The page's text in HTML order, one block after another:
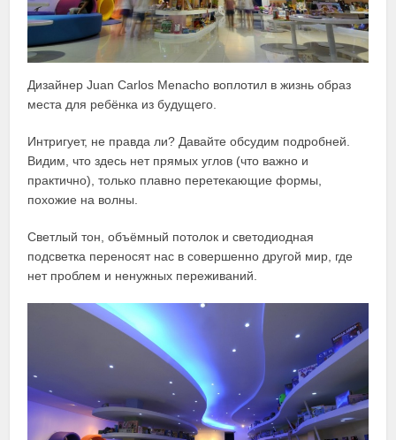
Дизайнер Juan Carlos Menacho воплотил в жизнь образ
места для ребёнка из будущего.
Интригует, не правда ли? Давайте обсудим подробней.
Видим, что здесь нет прямых углов (что важно и
практично), только плавно перетекающие формы,
похожие на волны.
Светлый тон, объёмный потолок и светодиодная
подсветка переносят нас в совершенно другой мир, где
нет проблем и ненужных переживаний.